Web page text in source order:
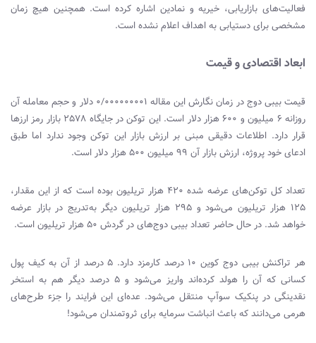
فعالیت‌های بازاریابی، خیریه و نمادین اشاره کرده است. همچنین هیچ زمان
مشخصی برای دستیابی به اهداف اعلام نشده است.
ابعاد اقتصادی و قیمت
قیمت بیبی دوج در زمان نگارش این مقاله ۰/۰۰۰۰۰۰۰۰۱ دلار و حجم معامله آن
روزانه ۶ میلیون و ۶۰۰ هزار دلار است. این توکن در جایگاه ۲۵۷۸ بازار رمز ارزها
قرار دارد. اطلاعات دقیقی مبنی بر ارزش بازار این توکن وجود ندارد اما طبق
ادعای خود پروژه، ارزش بازار آن ۹۹ میلیون ۵۰۰ هزار دلار است.
تعداد کل توکن‌‌های عرضه شده ۴۲۰ هزار تریلیون بوده است که از این مقدار،
۱۲۵ هزار تریلیون می‌شود و ۲۹۵ هزار تریلیون دیگر به‌تدریج در بازار عرضه
خواهد شد. در حال حاضر تعداد بیبی دوج‌های در گردش ۵۰ هزار تریلیون است.
هر تراکنش بیبی دوج کوین ۱۰ درصد کارمزد دارد. ۵ درصد از آن به کیف پول
کسانی که آن را هولد کرده‌اند واریز می‌شود و ۵ درصد دیگر هم به استخر
نقدینگی در پنکیک سوآپ منتقل می‌شود. عده‌ای این فرایند را جزء طرح‌های
هرمی می‌دانند که باعث انباشت سرمایه برای ثروتمندان می‌شود!